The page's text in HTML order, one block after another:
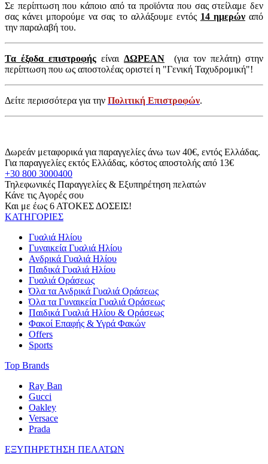
Σε περίπτωση που κάποιο από τα προϊόντα που σας στείλαμε δεν
σας κάνει μπορούμε να σας το αλλάξουμε εντός 14 ημερώναπό
την παραλαβή του.
Τα έξοδα επιστροφής είναι ΔΩΡΕΑΝ (για τον πελάτη) στην
περίπτωση που ως αποστολέας οριστεί η "Γενική Ταχυδρομική"!
Δείτε περισσότερα για την Πολιτική Επιστροφών.
Δωρεάν μεταφορικά για παραγγελίες άνω των 40€, εντός Ελλάδας.
Για παραγγελίες εκτός Ελλάδας, κόστος αποστολής από 13€
+30 800 3000400
Τηλεφωνικές Παραγγελίες & Εξυπηρέτηση πελατών
Κάνε τις Αγορές σου
Και με έως 6 ΑΤΟΚΕΣ ΔΟΣΕΙΣ!
ΚΑΤΗΓΟΡΙΕΣ
Γυαλιά Ηλίου
Γυναικεία Γυαλιά Ηλίου
Ανδρικά Γυαλιά Ηλίου
Παιδικά Γυαλιά Ηλίου
Γυαλιά Οράσεως
Όλα τα Ανδρικά Γυαλιά Οράσεως
Όλα τα Γυναικεία Γυαλιά Οράσεως
Παιδικά Γυαλιά Ηλίου & Οράσεως
Φακοί Επαφής & Υγρά Φακών
Offers
Sports
Top Brands
Ray Ban
Gucci
Oakley
Versace
Prada
ΕΞΥΠΗΡΕΤΗΣΗ ΠΕΛΑΤΩΝ